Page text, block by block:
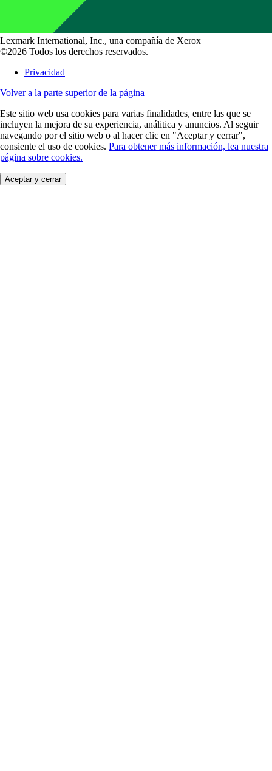
Lexmark International, Inc., una compañía de Xerox
©2026 Todos los derechos reservados.
Privacidad
Volver a la parte superior de la página
Este sitio web usa cookies para varias finalidades, entre las que se
incluyen la mejora de su experiencia, análitica y anuncios. Al seguir
navegando por el sitio web o al hacer clic en "Aceptar y cerrar",
consiente el uso de cookies. Para obtener más información, lea nuestra
página sobre cookies.
Aceptar y cerrar